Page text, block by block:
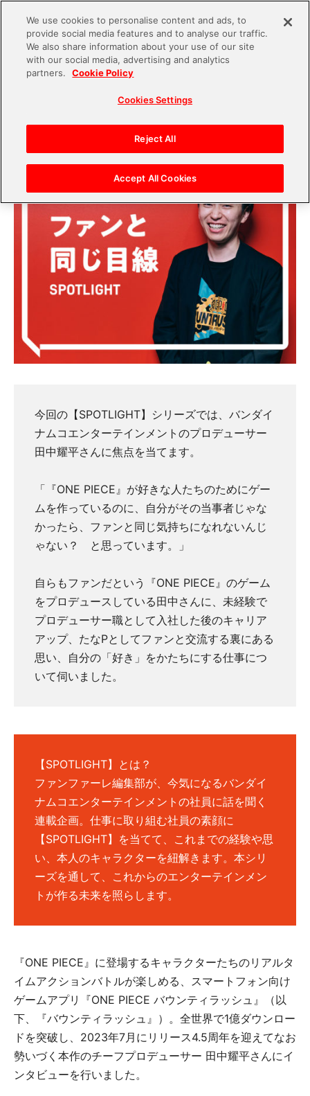
2023.08.30
『ONE PIECE バウンティラッシュ』チーフプロデ
ューサーたなPに聞く【SPOTLIGHT】
今回の【SPOTLIGHT】シリーズでは、バンダイ
ナムコエンターテインメントのプロデューサー
田中耀平さんに焦点を当てます。
「『ONE PIECE』が好きな人たちのためにゲー
ムを作っているのに、自分がその当事者じゃな
かったら、ファンと同じ気持ちになれないんじ
ゃない？ と思っています。」
自らもファンだという『ONE PIECE』のゲーム
をプロデュースしている田中さんに、未経験で
プロデューサー職として入社した後のキャリア
アップ、たなPとしてファンと交流する裏にある
思い、自分の「好き」をかたちにする仕事につ
いて伺いました。
【SPOTLIGHT】とは？
ファンファーレ編集部が、今気になるバンダイ
ナムコエンターテインメントの社員に話を聞く
連載企画。仕事に取り組む社員の素顔に
【SPOTLIGHT】を当てて、これまでの経験や思
い、本人のキャラクターを紐解きます。本シリ
ーズを通して、これからのエンターテインメン
トが作る未来を照らします。
『ONE PIECE』に登場するキャラクターたちのリアルタ
イムアクションバトルが楽しめる、スマートフォン向け
ゲームアプリ『ONE PIECE バウンティラッシュ』（以
下、『バウンティラッシュ』）。全世界で1億ダウンロー
ドを突破し、2023年7月にリリース4.5周年を迎えてなお
勢いづく本作のチーフプロデューサー 田中耀平さんにイ
ンタビューを行いました。
We use cookies to personalise content and ads, to
provide social media features and to analyse our traffic.
We also share information about your use of our site
with our social media, advertising and analytics
partners.
Cookie Policy
Cookies Settings
Reject All
Accept All Cookies